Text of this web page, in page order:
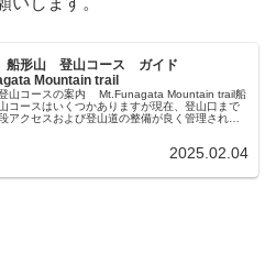
船形山 登山コース ガイド
Mountain trail
山コースの案内 Mt.Funagata Mountain trail船
コースはいくつかありますが現在、登山口まで
アクセスおよび登山道の整備が良く管理されて
2025.02.04